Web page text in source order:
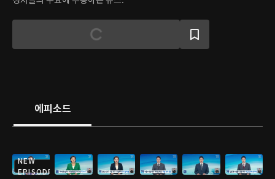
에피소드
NEW
EPISODE